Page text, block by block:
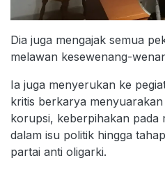
Dia juga mengajak semua
melawan kesewenang-
Ia juga menyerukan ke
kritis berkarya
korupsi, keberpihakan pada
dalam isu politik hingga
partai anti oligarki.